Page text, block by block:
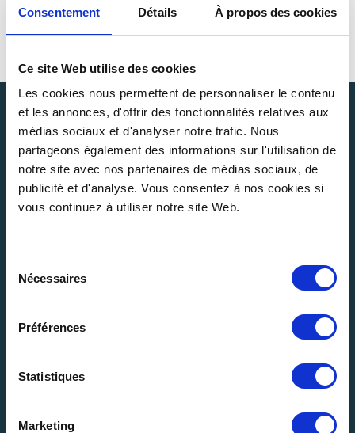
Consentement Détails À propos des cookies
Ce site Web utilise des cookies
Les cookies nous permettent de personnaliser le contenu
et les annonces, d'offrir des fonctionnalités relatives aux
médias sociaux et d'analyser notre trafic. Nous
partageons également des informations sur l'utilisation de
notre site avec nos partenaires de médias sociaux, de
publicité et d'analyse. Vous consentez à nos cookies si
vous continuez à utiliser notre site Web.
Nécessaires
Préférences
Statistiques
Marketing
Kontaktieren Sie uns >